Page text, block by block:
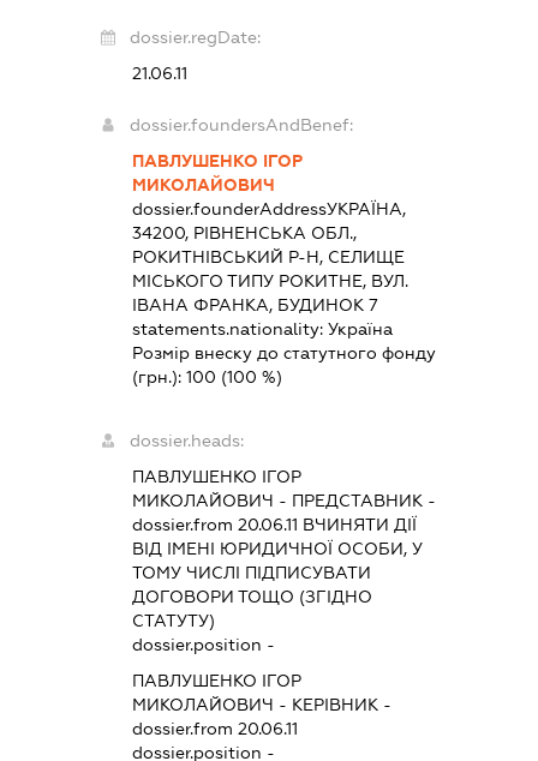
dossier.regDate:
21.06.11
dossier.foundersAndBenef:
ПАВЛУШЕНКО ІГОР
МИКОЛАЙОВИЧ
dossier.founderAddressУКРАЇНА,
34200, РІВНЕНСЬКА ОБЛ.,
РОКИТНІВСЬКИЙ Р-Н, СЕЛИЩЕ
МІСЬКОГО ТИПУ РОКИТНЕ, ВУЛ.
ІВАНА ФРАНКА, БУДИНОК 7
statements.nationality:Україна
Розмір внеску до статутного фонду
(грн.):100 (100 %)
dossier.heads:
ПАВЛУШЕНКО ІГОР
МИКОЛАЙОВИЧ - ПРЕДСТАВНИК -
dossier.from 20.06.11 ВЧИНЯТИ ДІЇ
ВІД ІМЕНІ ЮРИДИЧНОЇ ОСОБИ, У
ТОМУ ЧИСЛІ ПІДПИСУВАТИ
ДОГОВОРИ ТОЩО (ЗГІДНО
СТАТУТУ)
dossier.position -
ПАВЛУШЕНКО ІГОР
МИКОЛАЙОВИЧ - КЕРІВНИК -
dossier.from 20.06.11
dossier.position -